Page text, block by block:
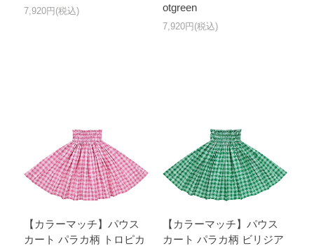
7,920円(税込)
otgreen
7,920円(税込)
【カラーマッチ】パウス
カート パラカ柄 トロピカ
【カラーマッチ】パウス
カート パラカ柄 ビリジア